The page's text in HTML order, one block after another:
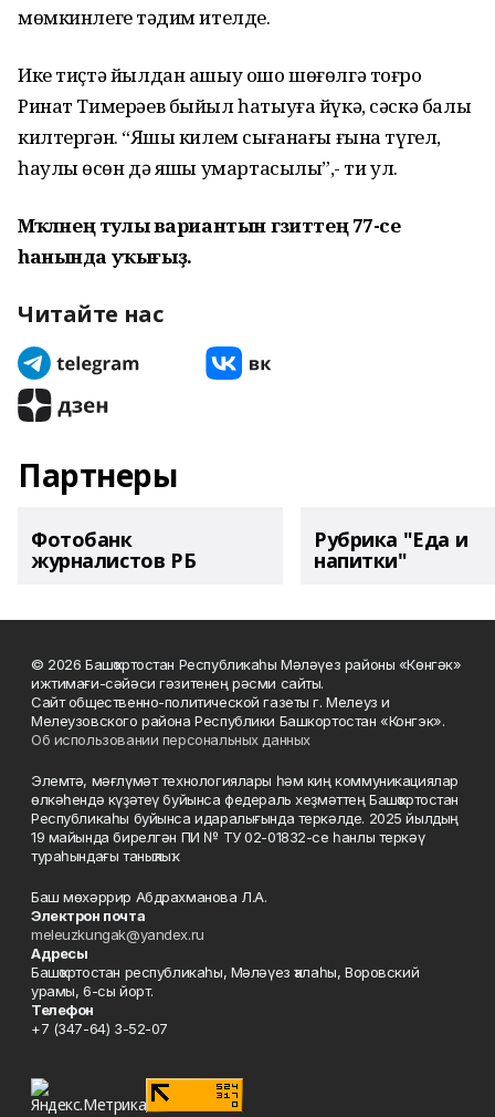
мөмкинлеге тәҡдим ителде.
Ике тиҫтә йылдан ашыу ошо шөғөлгә тоғро
Ринат Тимерәев быйыл һатыуға йүкә, сәскә балы
килтергән. “Яҡшы килем сығанағы ғына түгел,
һаулыҡ өсөн дә яҡшы умартасылыҡ”,- ти ул.
Мәҡәләнең тулы вариантын гәзиттең 77-се
һанында уҡығыҙ.
Читайте нас
Партнеры
Фотобанк
журналистов РБ
Рубрика "Еда и
напитки"
© 2026 Башҡортостан Республикаһы Мәләүез районы «Көнгәк»
ижтимағи-сәйәси гәзитенең рәсми сайты.
Сайт общественно-политической газеты г. Мелеуз и
Мелеузовского района Республики Башкортостан «Конгэк».
Об использовании персональных данных
Элемтә, мәғлүмәт технологиялары һәм киң коммуникациялар
өлкәһендә күҙәтеү буйынса федераль хеҙмәттең Башҡортостан
Республикаһы буйынса идаралығында теркәлде. 2025 йылдың
19 майында бирелгән ПИ № ТУ 02-01832-се һанлы теркәү
тураһындағы таныҡлыҡ.
Баш мөхәррир Абдрахманова Л.А.
Электрон почта
meleuzkungak@yandex.ru
Адресы
Башҡортостан республикаһы, Мәләүез ҡалаһы, Воровский
урамы, 6-сы йорт.
Телефон
+7 (347-64) 3-52-07